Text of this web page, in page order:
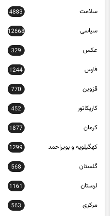
سلامت 4883
سیاسی 12668
عکس 329
فارس 1244
قزوین 770
کاریکاتور 452
کرمان 1877
کهگیلویه و بویراحمد 1299
گلستان 568
لرستان 1161
مرکزی 563